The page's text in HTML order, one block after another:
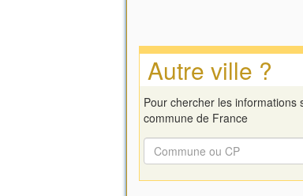
Autre ville ?
Pour chercher les informations
commune de France